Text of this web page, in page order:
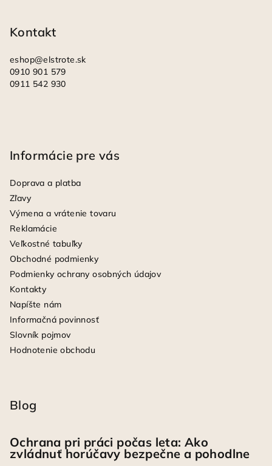
Kontakt
eshop@elstrote.sk
0910 901 579
0911 542 930
Informácie pre vás
Doprava a platba
Zľavy
Výmena a vrátenie tovaru
Reklamácie
Veľkostné tabuľky
Obchodné podmienky
Podmienky ochrany osobných údajov
Kontakty
Napíšte nám
Informačná povinnosť
Slovník pojmov
Hodnotenie obchodu
Blog
Ochrana pri práci počas leta: Ako
zvládnuť horúčavy bezpečne a pohodlne